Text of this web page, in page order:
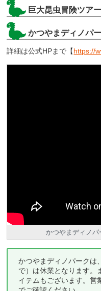
巨大昆虫冒険ツアー
かつやまディノパ
詳細は公式HPまで【https://
かつやまディノ
かつやまディノパーク
で）は休業となります。
イテムもございます。営